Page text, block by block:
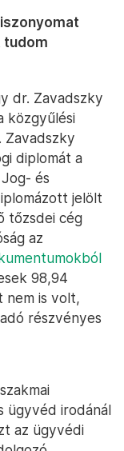
tudom
dr. Zavadszky
közgyűlési
Zavadszky
diplomát a
és
jelölt
tőzsdei cég
az
98,94
nem is volt,
részvényes
ügyvéd irodánál
az ügyvédi